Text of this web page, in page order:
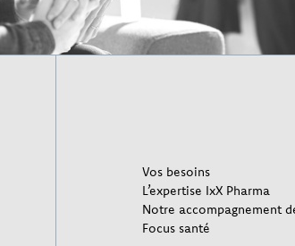
Vos besoins
L’expertise IxX Pharma
Notre accompagnement
Focus santé